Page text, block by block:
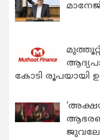
കോടി രൂപയായി